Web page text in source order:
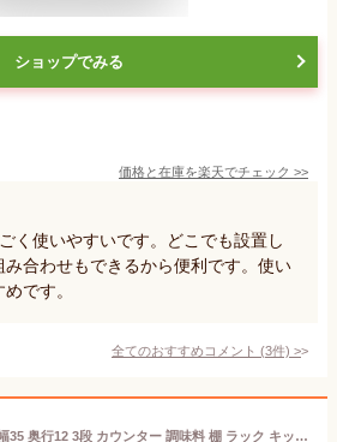
ショップでみる
価格と在庫を楽天でチェック >>
く使いやすいです。どこでも設置し
合わせもできるから便利です。使い
です。
全てのおすすめコメント (3件) >
カウンター上収納 幅35 奥行12 3段 カウンター 調味料 棚 ラック キッチン収納 突っ張りラック おしゃれ 高さ調整 スリム シンプル 調味料ラック スパイスラック キッチンラック 収納ラック 黒 白 ホワイト ブラック 伸縮 シンク下収納 キッチン収納 耐震 cm35tp-3